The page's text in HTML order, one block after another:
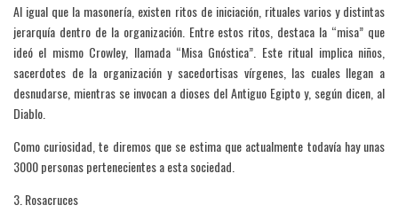
Al igual que la masonería, existen ritos de iniciación, rituales varios y distintas
jerarquía dentro de la organización. Entre estos ritos, destaca la “misa” que
ideó el mismo Crowley, llamada “Misa Gnóstica”. Este ritual implica niños,
sacerdotes de la organización y sacedortisas vírgenes, las cuales llegan a
desnudarse, mientras se invocan a dioses del Antiguo Egipto y, según dicen, al
Diablo.
Como curiosidad, te diremos que se estima que actualmente todavía hay unas
3000 personas pertenecientes a esta sociedad.
3. Rosacruces